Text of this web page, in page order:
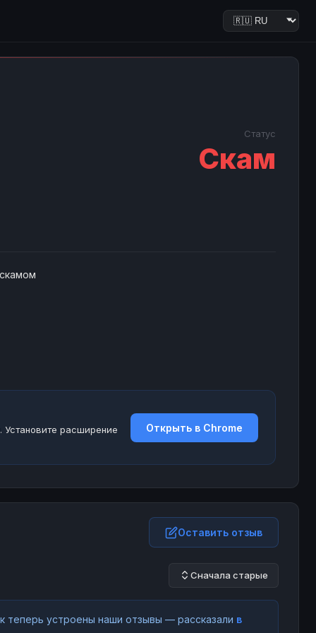
Статус
Скам
Установите расширение
Открыть в Chrome
Оставить отзыв
Сначала старые
теперь устроены наши отзывы — рассказали в